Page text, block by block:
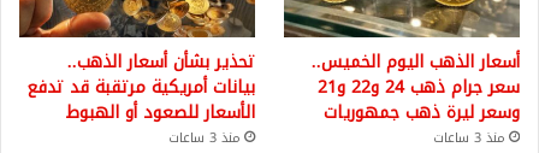
أسعار الذهب اليوم الخميس..
سعر جرام ذهب 24 و22 و21
وسعر ليرة ذهب جمهوريات
منذ 3 ساعات
تحذير بشأن أسعار الذهب..
بيانات أمريكية مرتقبة قد تدفع
الأسعار للصعود أو الهبوط
منذ 3 ساعات